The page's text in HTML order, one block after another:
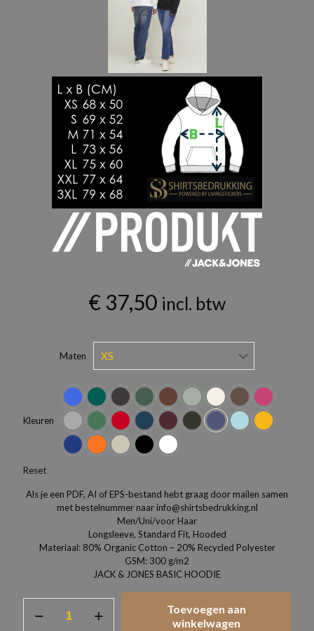
€ 37,50 incl. btw
Maten
Kleuren
Reset
Als je een PDF, AI of EPS-bestand hebt graag door mailen samen
met bestelnummer naar info@shirtsbedrukking.nl
Men/Uni/voor Haar
Longsleeve, Standard Fit, Hooded
Materiaal: 80% Organic Cotton – 20% Recycled Polyester
GSM: 300 g/m2
JACK & JONES BASIC HOODIE
Toevoegen aan
winkelwagen